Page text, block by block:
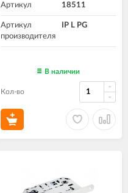
Артикул 18511
Артикул
производителя
IP L PG
В наличии
Кол-во